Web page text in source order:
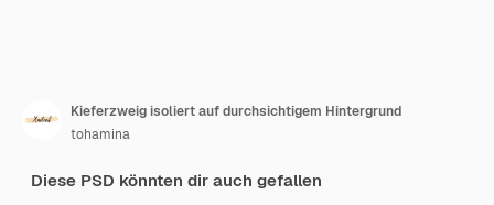
Kieferzweig isoliert auf durchsichtigem Hintergrund
tohamina
Diese PSD könnten dir auch gefallen